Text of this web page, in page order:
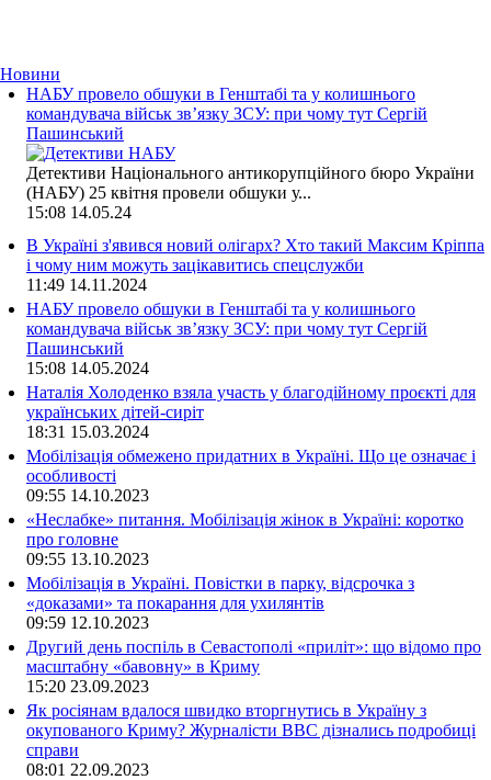
Новини
НАБУ провело обшуки в Генштабі та у колишнього
командувача військ зв’язку ЗСУ: при чому тут Сергій
Пашинський
Детективи Національного антикорупційного бюро України
(НАБУ) 25 квітня провели обшуки у...
15:08 14.05.24
В Україні з'явився новий олігарх? Хто такий Максим Кріппа
і чому ним можуть зацікавитись спецслужби
11:49 14.11.2024
НАБУ провело обшуки в Генштабі та у колишнього
командувача військ зв’язку ЗСУ: при чому тут Сергій
Пашинський
15:08 14.05.2024
Наталія Холоденко взяла участь у благодійному проєкті для
українських дітей-сиріт
18:31 15.03.2024
Мобілізація обмежено придатних в Україні. Що це означає і
особливості
09:55 14.10.2023
«Неслабке» питання. Мобілізація жінок в Україні: коротко
про головне
09:55 13.10.2023
Мобілізація в Україні. Повістки в парку, відсрочка з
«доказами» та покарання для ухилянтів
09:59 12.10.2023
Другий день поспіль в Севастополі «приліт»: що відомо про
масштабну «бавовну» в Криму
15:20 23.09.2023
Як росіянам вдалося швидко вторгнутись в Україну з
окупованого Криму? Журналісти ВВС дізнались подробиці
справи
08:01 22.09.2023